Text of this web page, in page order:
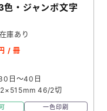
色・ジャンボ文字
在庫あり
/ 冊
日～40日
46/2切
一色印刷